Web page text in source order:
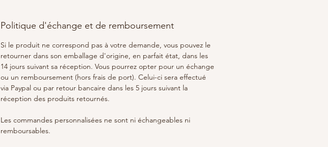
Politique d'échange et de remboursement
Si le produit ne correspond pas à votre demande, vous pouvez le
retourner dans son emballage d'origine, en parfait état, dans les
14 jours suivant sa réception. Vous pourrez opter pour un échange
ou un remboursement (hors frais de port). Celui-ci sera effectué
via Paypal ou par retour bancaire dans les 5 jours suivant la
réception des produits retournés.
Les commandes personnalisées ne sont ni échangeables ni
remboursables.